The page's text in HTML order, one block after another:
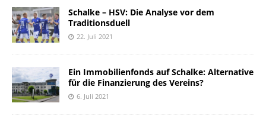
Schalke – HSV: Die Analyse vor dem
Traditionsduell
22. Juli 2021
Ein Immobilienfonds auf Schalke: Alternative
für die Finanzierung des Vereins?
6. Juli 2021